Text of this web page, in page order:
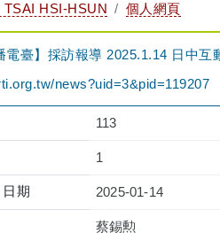
TSAI HSI-HSUN 個人網頁
電臺】採訪報導 2025.1.14 日中
news?uid=3&pid=119207
113
1
期 2025-01-14
蔡錫勲